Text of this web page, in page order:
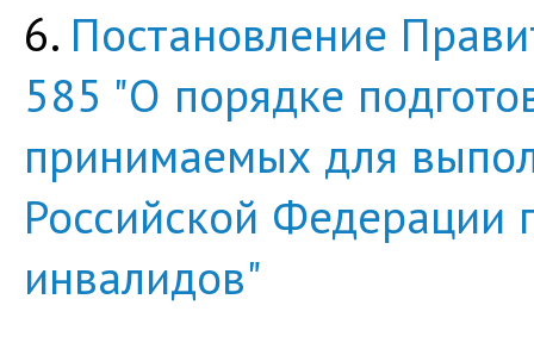
6. Постановление
585 "О порядке
принимаемых для
Российской Федерации
инвалидов"